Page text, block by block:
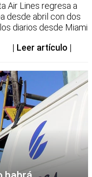
Air Lines regresa a
desde abril con dos
diarios desde Miami
Leer artículo